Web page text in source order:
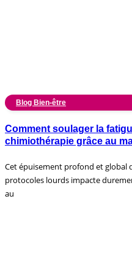
Blog Bien-être
Comment soulager la
chimiothérapie grâce au
Cet épuisement profond et global
protocoles lourds impacte
au